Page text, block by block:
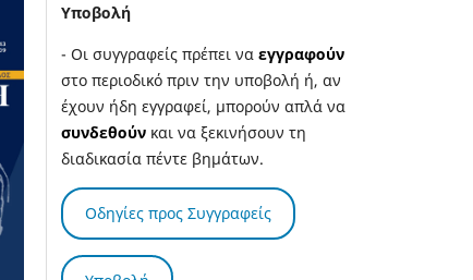
Υποβολή
- Οι συγγραφείς πρέπει να εγγραφούν
στο περιοδικό πριν την υποβολή ή, αν
έχουν ήδη εγγραφεί, μπορούν απλά να
συνδεθούν και να ξεκινήσουν τη
διαδικασία πέντε βημάτων.
Οδηγίες προς Συγγραφείς